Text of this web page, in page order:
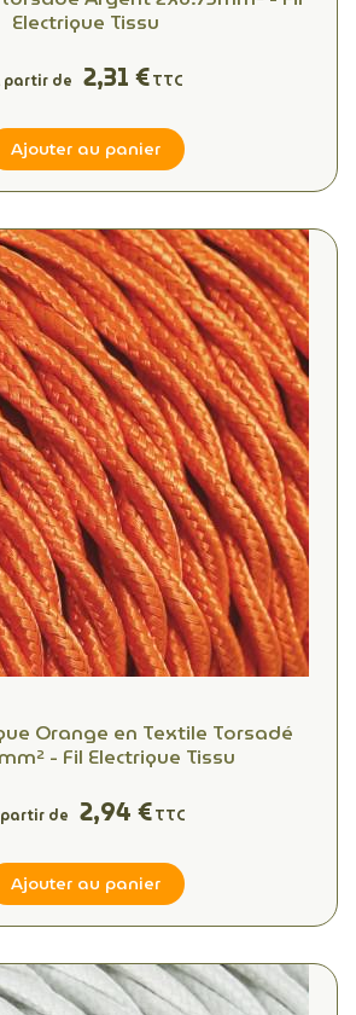
Electrique Tissu
partir de 2,31 €TTC
Ajouter au panier
Orange en Textile Torsadé
- Fil Electrique Tissu
de 2,94 €TTC
Ajouter au panier